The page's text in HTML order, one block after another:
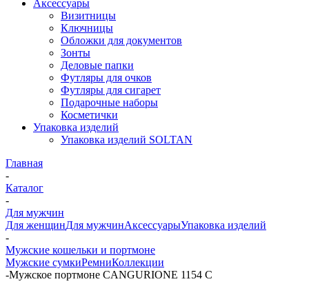
Аксессуары
Визитницы
Ключницы
Обложки для документов
Зонты
Деловые папки
Футляры для очков
Футляры для сигарет
Подарочные наборы
Косметички
Упаковка изделий
Упаковка изделий SOLTAN
Главная
-
Каталог
-
Для мужчин
Для женщинДля мужчинАксессуарыУпаковка изделий
-
Мужские кошельки и портмоне
Мужские сумкиРемниКоллекции
-Мужское портмоне CANGURIONE 1154 C